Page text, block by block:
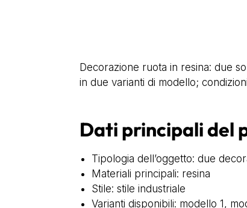
Decorazione ruota in resina: due
in due varianti di modello;
Dati principali del
Tipologia dell’oggetto: due
Materiali principali: resina
Stile: stile industriale
Varianti disponibili: modello 1,